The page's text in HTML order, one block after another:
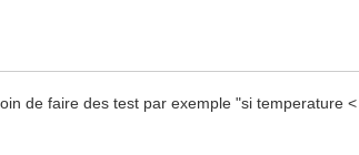
de faire des test par exemple "si temperature